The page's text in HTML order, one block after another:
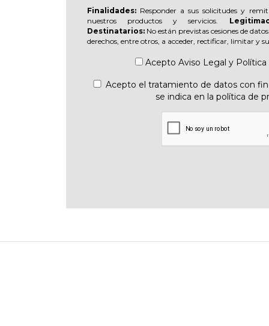
Finalidades:Responder a sus solicitudes y
nuestros productos y servicios.
Destinatarios:No están previstas cesiones de
derechos, entre otros, a acceder, rectificar, limitar y
Acepto Aviso Legal y
Acepto el tratamiento de datos con
se indica en la política de